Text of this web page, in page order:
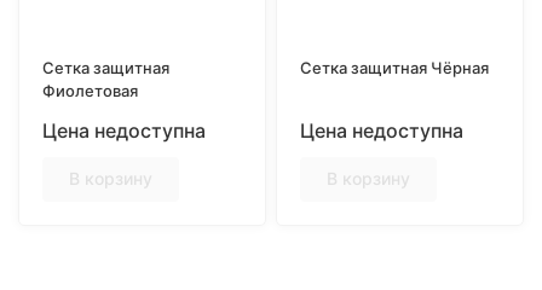
Сетка защитная
Фиолетовая
Цена недоступна
В корзину
Сетка защитная Чёрная
Цена недоступна
В корзину